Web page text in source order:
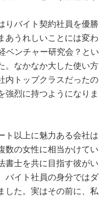
りバイト契約社員を優勝
あうれしいことには変わ
ベンチャー研究会？とい
。なかなか大した使い方
内トップクラスだったの
強烈に持つようになりま
ト以上に魅力ある会社は
数の女性に相当かけてい
書士を共に目指す彼がい
バイト社員の身分ではダ
した。実はその前に、私